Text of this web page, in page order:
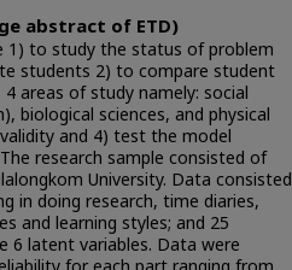
abstract of ETD)
1) to study the status of problem
students 2) to compare student
areas of study namely: social
biological sciences, and physical
and 4) test the model
research sample consisted of
University. Data consisted
in doing research, time diaries,
and learning styles; and 25
6 latent variables. Data were